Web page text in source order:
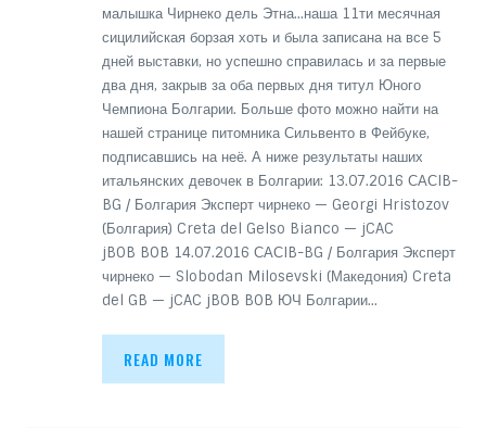
малышка Чирнеко дель Этна…наша 11ти месячная
сицилийская борзая хоть и была записана на все 5
дней выставки, но успешно справилась и за первые
два дня, закрыв за оба первых дня титул Юного
Чемпиона Болгарии. Больше фото можно найти на
нашей странице питомника Сильвенто в Фейбуке,
подписавшись на неё. А ниже результаты наших
итальянских девочек в Болгарии: 13.07.2016 САСIB-
BG / Болгария Эксперт чирнеко — Georgi Hristozov
(Болгария) Creta del Gelso Bianco — jCAC
jBOB BOB 14.07.2016 САСIB-BG / Болгария Эксперт
чирнеко — Slobodan Milosevski (Македония) Creta
del GB — jCAC jBOB BOB ЮЧ Болгарии…
READ MORE